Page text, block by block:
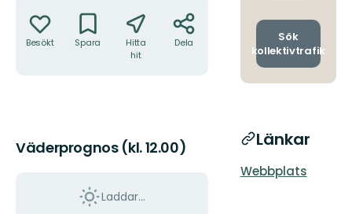
Besökt Spara
Hitta
hit
Dela
Väderprognos (kl. 12.00)
Laddar...
och
Sök
kollektivtrafik
Länkar
Webbplats